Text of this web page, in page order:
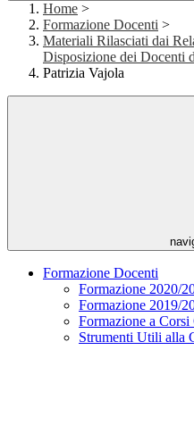
Home >
Formazione Docenti >
Materiali Rilasciati dai
Disposizione dei Docenti
Patrizia Vajola
Formazione Docenti
Formazione 2020/
Formazione 2019/
Formazione a Corsi
Strumenti Utili alla